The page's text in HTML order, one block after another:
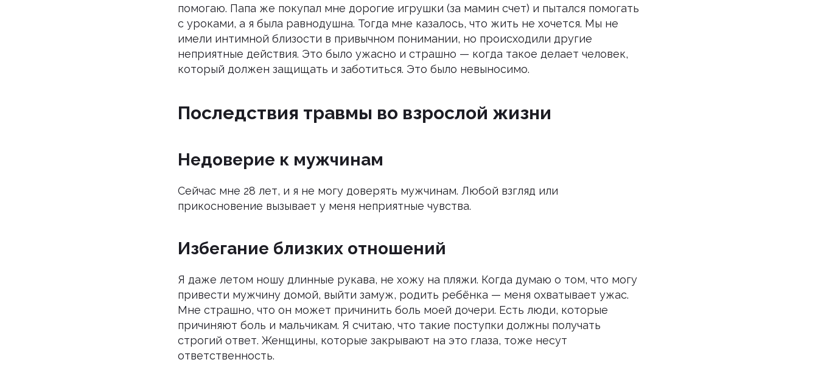
помогаю. Папа же покупал мне дорогие игрушки (за мамин счет) и пытался помогать
с уроками, а я была равнодушна. Тогда мне казалось, что жить не хочется. Мы не
имели интимной близости в привычном понимании, но происходили другие
неприятные действия. Это было ужасно и страшно — когда такое делает человек,
который должен защищать и заботиться. Это было невыносимо.
Последствия травмы во взрослой жизни
Недоверие к мужчинам
Сейчас мне 28 лет, и я не могу доверять мужчинам. Любой взгляд или
прикосновение вызывает у меня неприятные чувства.
Избегание близких отношений
Я даже летом ношу длинные рукава, не хожу на пляжи. Когда думаю о том, что могу
привести мужчину домой, выйти замуж, родить ребёнка — меня охватывает ужас.
Мне страшно, что он может причинить боль моей дочери. Есть люди, которые
причиняют боль и мальчикам. Я считаю, что такие поступки должны получать
строгий ответ. Женщины, которые закрывают на это глаза, тоже несут
ответственность.